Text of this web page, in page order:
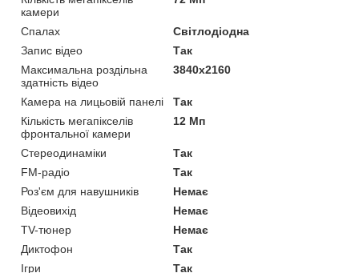
камери
Спалах
Світлодіодна
Запис відео
Так
Максимальна роздільна
здатність відео
3840x2160
Камера на лицьовій панелі
Так
Кількість мегапікселів
фронтальної камери
12 Мп
Стереодинаміки
Так
FM-радіо
Так
Роз'єм для навушників
Немає
Відеовихід
Немає
TV-тюнер
Немає
Диктофон
Так
Ігри
Так